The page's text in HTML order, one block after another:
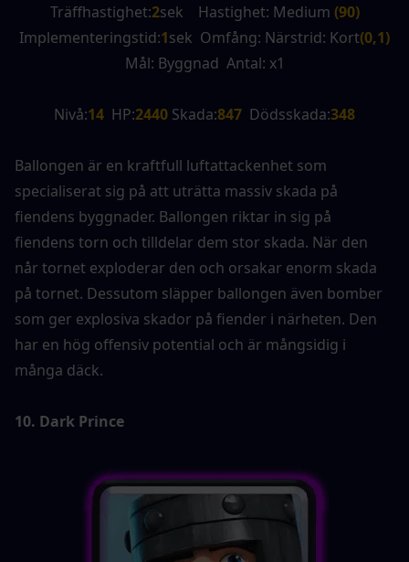
Träffhastighet:2sek    Hastighet: Medium (90)
Implementeringstid:1sek  Omfång: Närstrid: Kort(0,1)
Mål: Byggnad  Antal: x1
Nivå:14 HP:2440 Skada:847 Dödsskada:348
Ballongen är en kraftfull luftattackenhet som
specialiserat sig på att uträtta massiv skada på
fiendens byggnader. Ballongen riktar in sig på
fiendens torn och tilldelar dem stor skada. När den
når tornet exploderar den och orsakar enorm skada
på tornet. Dessutom släpper ballongen även bomber
som ger explosiva skador på fiender i närheten. Den
har en hög offensiv potential och är mångsidig i
många däck.
10. Dark Prince